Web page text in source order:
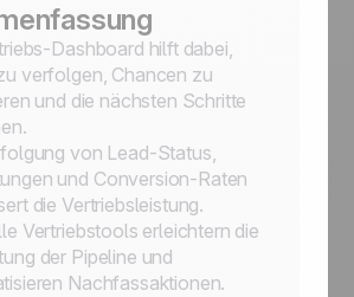
Dashboard hilft dabei,
verfolgen, Chancen zu
und die nächsten Schritte
von Lead-Status,
und Conversion-Raten
die Vertriebsleistung.
Vertriebstools erleichtern die
der Pipeline und
Nachfassaktionen.